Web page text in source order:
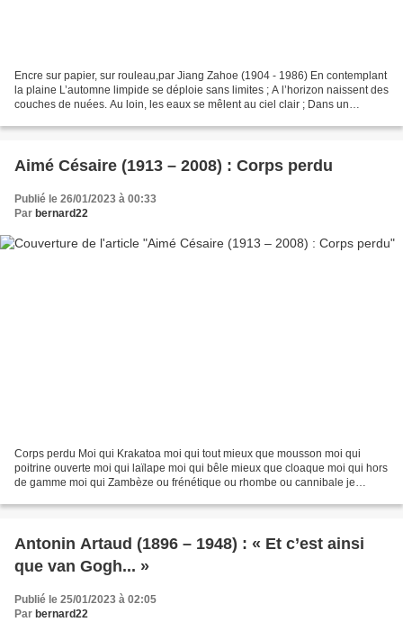
Encre sur papier, sur rouleau,par Jiang Zahoe (1904 - 1986) En contemplant
la plaine L’automne limpide se déploie sans limites ; A l’horizon naissent des
couches de nuées. Au loin, les eaux se mêlent au ciel clair ; Dans un
Aimé Césaire (1913 – 2008) : Corps perdu
Publié le 26/01/2023 à 00:33
Par bernard22
Corps perdu Moi qui Krakatoa moi qui tout mieux que mousson moi qui
poitrine ouverte moi qui laïlape moi qui bêle mieux que cloaque moi qui hors
de gamme moi qui Zambèze ou frénétique ou rhombe ou cannibale je
Antonin Artaud (1896 – 1948) : « Et c’est ainsi
que van Gogh... »
Publié le 25/01/2023 à 02:05
Par bernard22